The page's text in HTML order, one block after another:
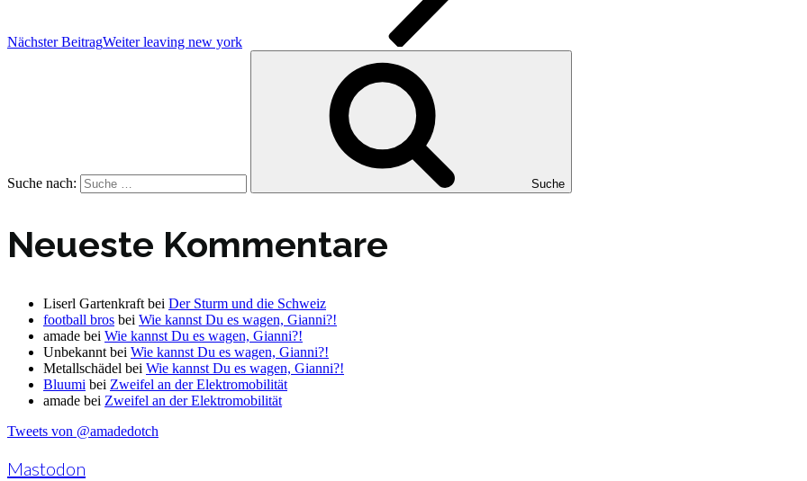
Nächster BeitragWeiter leaving new york
Suche nach: Suche
Neueste Kommentare
Liserl Gartenkraft bei Der Sturm und die Schweiz
football bros bei Wie kannst Du es wagen, Gianni?!
amade bei Wie kannst Du es wagen, Gianni?!
Unbekannt bei Wie kannst Du es wagen, Gianni?!
Metallschädel bei Wie kannst Du es wagen, Gianni?!
Bluumi bei Zweifel an der Elektromobilität
amade bei Zweifel an der Elektromobilität
Tweets von @amadedotch
Mastodon